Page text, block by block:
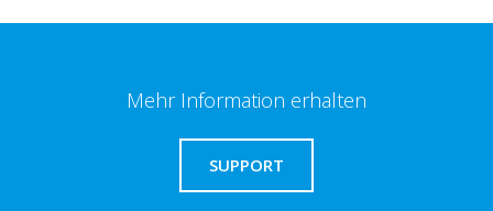
Mehr Information erhalten
SUPPORT